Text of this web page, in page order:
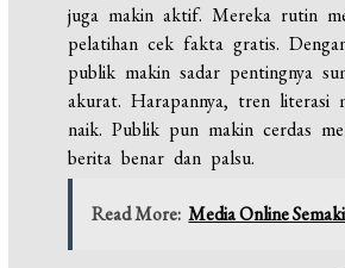
juga makin aktif. Mereka rutin
pelatihan cek fakta gratis.
publik makin sadar pentingnya
akurat. Harapannya, tren literasi
naik. Publik pun makin cerdas
berita benar dan palsu.
Read More: Media Online